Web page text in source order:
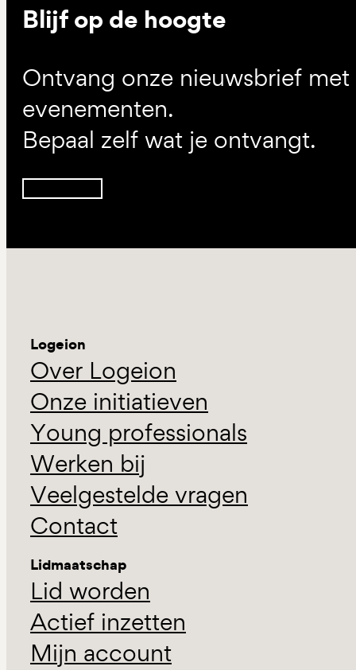
Blijf op de hoogte
Ontvang onze nieuwsbrief
evenementen.
Bepaal zelf wat je ontvangt.
Logeion
Over Logeion
Onze initiatieven
Young professionals
Werken bij
Veelgestelde vragen
Contact
Lidmaatschap
Lid worden
Actief inzetten
Mijn account